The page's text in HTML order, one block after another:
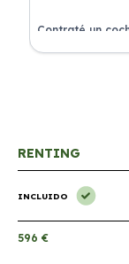
Contraté un
experiencia
RENTING
INCLUIDO
596 €